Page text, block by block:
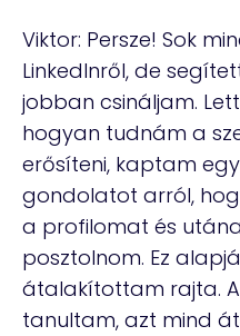
Viktor: Persze! Sok
LinkedInről, de
jobban csináljam.
hogyan tudnám a
erősíteni, kaptam
gondolatot arról,
a profilomat és
posztolnom. Ez
átalakítottam rajta.
tanultam, azt mind